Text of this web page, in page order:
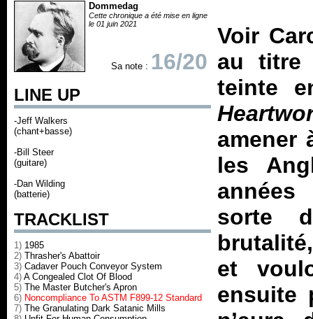
Dommedag
Cette chronique a été mise en ligne
le 01 juin 2021
Sa note : 16/20
LINE UP
-Jeff Walkers
(chant+basse)
-Bill Steer
(guitare)
-Dan Wilding
(batterie)
TRACKLIST
1) 1985
2) Thrasher's Abattoir
3) Cadaver Pouch Conveyor System
4) A Congealed Clot Of Blood
5) The Master Butcher's Apron
6) Noncompliance To ASTM F899-12 Standard
7) The Granulating Dark Satanic Mills
Voir
au titre
teinte
amener
les
sorte
et
ensuite